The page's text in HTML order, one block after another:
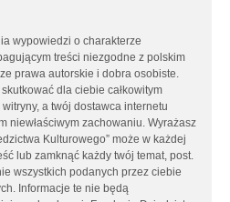
wypowiedzi o charakterze
treści niezgodne z polskim
prawa autorskie i dobra osobiste.
dla ciebie całkowitym
a twój dostawca internetu
niewłaściwym zachowaniu. Wyrażasz
Kulturowego” może w każdej
lub zamknąć każdy twój temat, post.
wszystkich podanych przez ciebie
Informacje te nie będą